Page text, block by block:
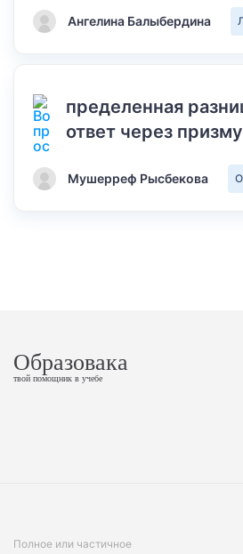
Ангелина Балыбердина
пределенная
ответ через
Мушерреф Рысбекова
Образовака
твой помощник в учебе
Полное или частичное